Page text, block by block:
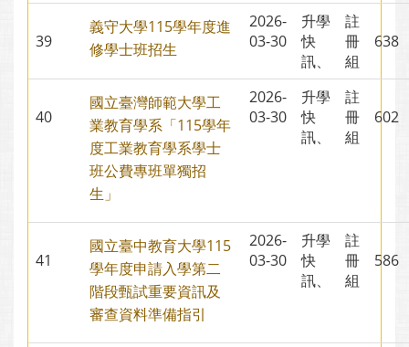
39
義守大學115學年度進
修學士班招生
2026-
03-30
升學
快
訊、
註
冊
組
40
國立臺灣師範大學工
業教育學系「115學年
度工業教育學系學士
班公費專班單獨招
生」
2026-
03-30
升學
快
訊、
註
冊
組
41
國立臺中教育大學115
學年度申請入學第二
階段甄試重要資訊及
審查資料準備指引
2026-
03-30
升學
快
訊、
註
冊
組